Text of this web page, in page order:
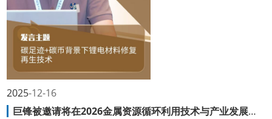
12-16
2025
巨锋被邀请将在2026金属资源循环利用技术与产业发展大会发表演讲